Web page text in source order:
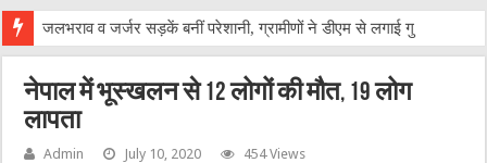
एक
नेपाल में भूस्खलन से 12 लोगों की मौत, 19 लोग
लापता
Admin July 10, 2020 454 Views